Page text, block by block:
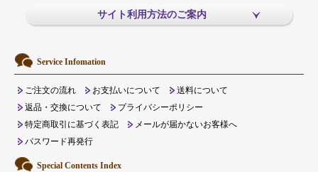
サイト利用方法のご案内
Service Infomation
ご注文の流れ お支払いについて
送料について
返品・交換について
プライバシーポリシー
特定商取引に基づく表記
メールが届かないお客様へ
パスワード再発行
Special Contents Index